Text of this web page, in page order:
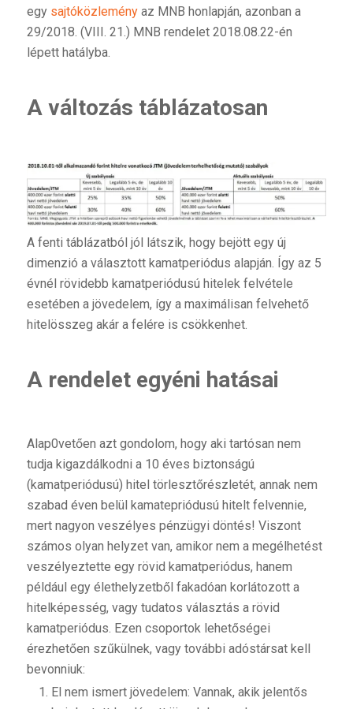
egy sajtóközleményaz MNB honlapján, azonban a
29/2018. (VIII. 21.) MNB rendelet 2018.08.22-én
lépett hatályba.
A változás táblázatosan
A fenti táblázatból jól látszik, hogy bejött egy új
dimenzió a választott kamatperiódus alapján. Így az 5
évnél rövidebb kamatperiódusú hitelek felvétele
esetében a jövedelem, így a maximálisan felvehető
hitelösszeg akár a felére is csökkenhet.
A rendelet egyéni hatásai
Alap0vetően azt gondolom, hogy aki tartósan nem
tudja kigazdálkodni a 10 éves biztonságú
(kamatperiódusú) hitel törlesztőrészletét, annak nem
szabad éven belül kamatepriódusú hitelt felvennie,
mert nagyon veszélyes pénzügyi döntés! Viszont
számos olyan helyzet van, amikor nem a megélhetést
veszélyeztette egy rövid kamatperiódus, hanem
például egy élethelyzetből fakadóan korlátozott a
hitelképesség, vagy tudatos választás a rövid
kamatperiódus. Ezen csoportok lehetőségei
érezhetően szűkülnek, vagy további adóstársat kell
bevonniuk:
El nem ismert jövedelem: Vannak, akik jelentős